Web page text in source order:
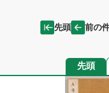
先頭 前の
先頭